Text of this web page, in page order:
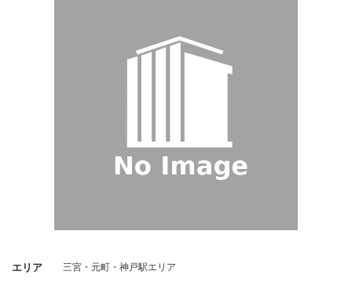
エリア 三宮・元町・神戸駅エリア